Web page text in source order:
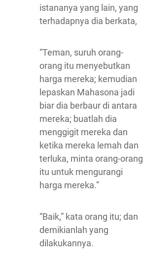
istananya yang lain, yang
terhadapnya dia berkata,
“Teman, suruh orang-
orang itu menyebutkan
harga mereka; kemudian
lepaskan Mahasona jadi
biar dia berbaur di antara
mereka; buatlah dia
menggigit mereka dan
ketika mereka lemah dan
terluka, minta orang-orang
itu untuk mengurangi
harga mereka.”
“Baik,” kata orang itu; dan
demikianlah yang
dilakukannya.